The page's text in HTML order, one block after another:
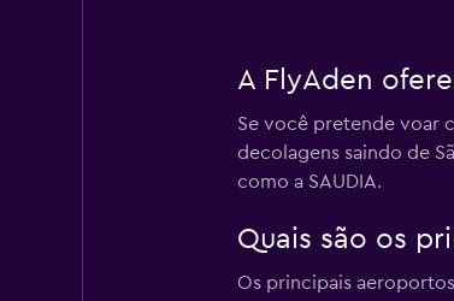
A FlyAden
Se você pretende voar
decolagens saindo de
como a SAUDIA.
Quais são os
Os principais